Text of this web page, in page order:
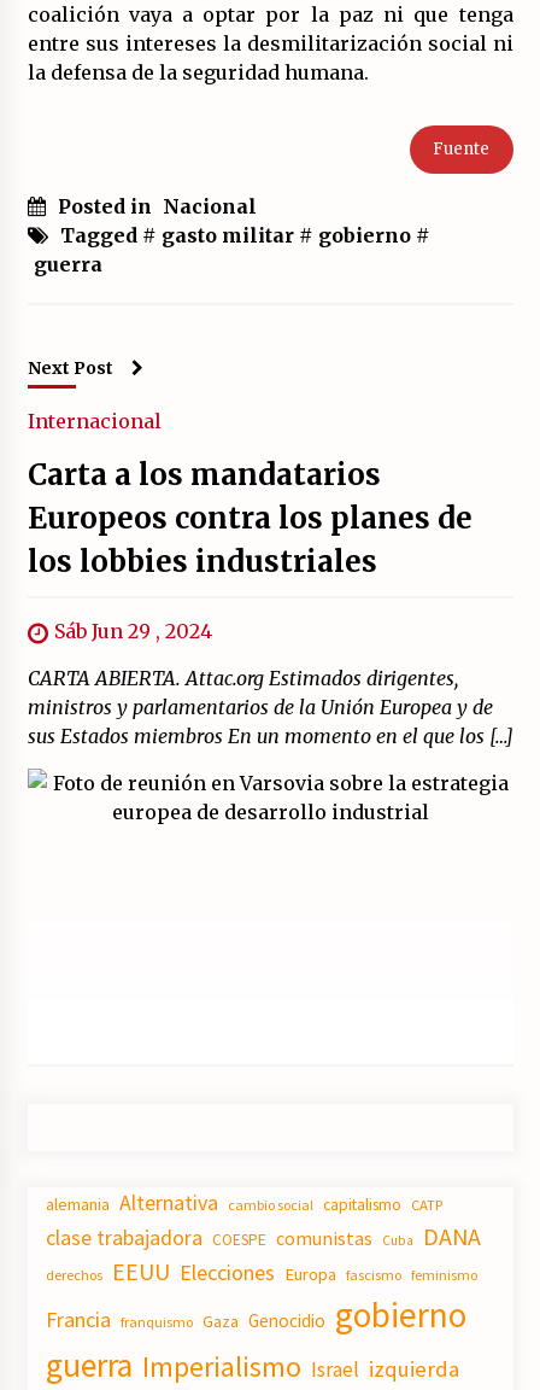
coalición vaya a optar por la paz ni que tenga
entre sus intereses la desmilitarización social ni
la defensa de la seguridad humana.
Fuente
Posted in Nacional
Tagged # gasto militar# gobierno#
guerra
Next Post
Internacional
Carta a los mandatarios
Europeos contra los planes de
los lobbies industriales
Sáb Jun 29 , 2024
CARTA ABIERTA. Attac.org Estimados dirigentes,
ministros y parlamentarios de la Unión Europea y de
sus Estados miembros En un momento en el que los […]
alemania Alternativa cambio social capitalismo CATP
clase trabajadora COESPE comunistas Cuba DANA
derechos EEUU Elecciones Europa fascismo feminismo
Francia franquismo Gaza Genocidio gobierno
guerra Imperialismo Israel izquierda